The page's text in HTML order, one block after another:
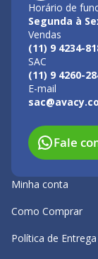
Horário de
Segunda à
Vendas
(11) 9 4234-
SAC
(11) 9 4260-
E-mail
Fale
Minha conta
Como Comprar
Política de Entrega